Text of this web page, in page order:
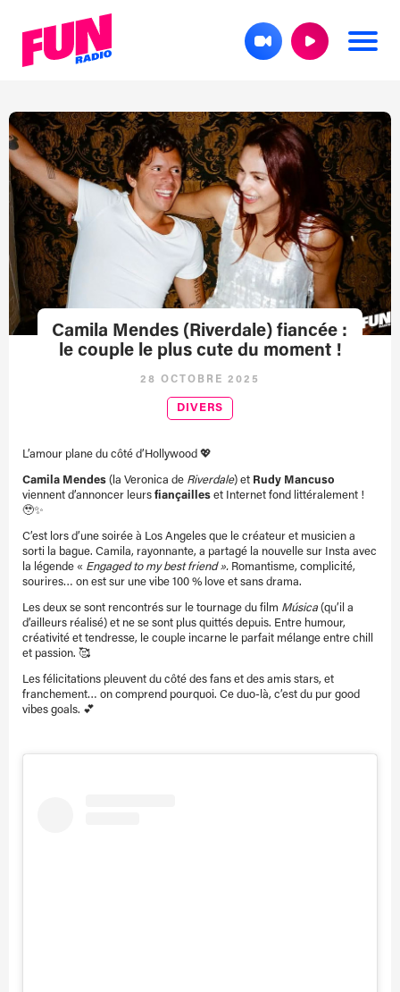
Camila Mendes (Riverdale) fiancée :
le couple le plus cute du moment !
28 OCTOBRE 2025
DIVERS
L’amour plane du côté d’Hollywood 💖
Camila Mendes (la Veronica de Riverdale) et Rudy Mancuso
viennent d’annoncer leurs fiançailles et Internet fond littéralement !
🥹✨
C’est lors d’une soirée à Los Angeles que le créateur et musicien a
sorti la bague. Camila, rayonnante, a partagé la nouvelle sur Insta avec
la légende « Engaged to my best friend ». Romantisme, complicité,
sourires… on est sur une vibe 100 % love et sans drama.
Les deux se sont rencontrés sur le tournage du film Música (qu’il a
d’ailleurs réalisé) et ne se sont plus quittés depuis. Entre humour,
créativité et tendresse, le couple incarne le parfait mélange entre chill
et passion. 🥰
Les félicitations pleuvent du côté des fans et des amis stars, et
franchement… on comprend pourquoi. Ce duo-là, c’est du pur good
vibes goals. 💕